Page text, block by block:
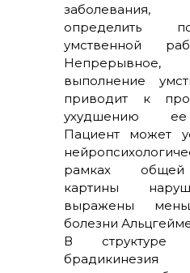
определить
умственной
Непрерывное,
выполнение
приводит к
ухудшению ее
Пациент может
рамках общей
картины
выражены
болезни
В структуре
брадикинезия